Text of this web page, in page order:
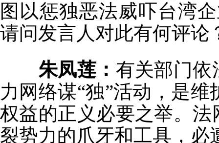
图以惩独恶法威吓台湾
请问发言人对此有何评论
朱凤莲： 有关部门依
力网络谋“独”活动，是
权益的正义必要之举。
裂势力的爪牙和工具，必